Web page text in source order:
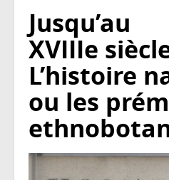
Jusqu’au
XVIIIe
L’histoire
ou les